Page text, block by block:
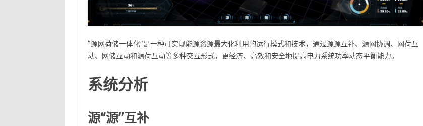
“源网荷储一体化”是一种可实现能源资源最大化利用的运行模式和技术，通过源源互补、源网协调、网荷互
动、网储互动和源荷互动等多种交互形式，更经济、高效和安全地提高电力系统功率动态平衡能力。
系统分析
源“源”互补